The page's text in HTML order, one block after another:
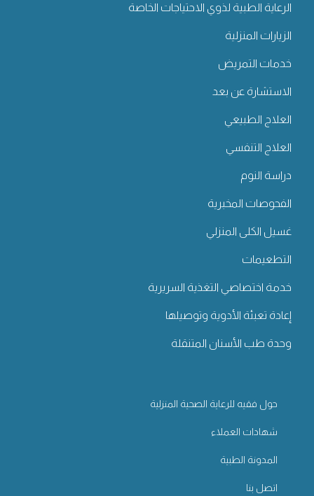
الرعاية الطبية لذوي الاحتياجات الخاصة
الزيارات المنزلية
خدمات التمريض
الاستشارة عن بعد
العلاج الطبيعي
العلاج التنفسي
دراسة النوم
الفحوصات المخبرية
غسيل الكلى المنزلي
التطعيمات
خدمة اختصاصي التغذية السريرية
إعادة تعبئة الأدوية وتوصيلها
وحدة طب الأسنان المتنقلة
حول فقيه للرعاية الصحية المنزلية
شهادات العملاء
المدونة الطبية
اتصل بنا